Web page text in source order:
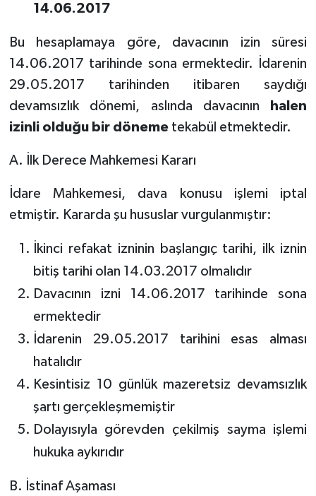
14.06.2017
Bu hesaplamaya göre, davacının izin süresi
14.06.2017 tarihinde sona ermektedir. İdarenin
29.05.2017 tarihinden itibaren saydığı
devamsızlık dönemi, aslında davacının
halen
izinli olduğu bir dönemetekabül etmektedir.
A. İlk Derece Mahkemesi Kararı
İdare Mahkemesi, dava konusu işlemi iptal
etmiştir. Kararda şu hususlar vurgulanmıştır:
İkinci refakat izninin başlangıç tarihi, ilk iznin
bitiş tarihi olan 14.03.2017 olmalıdır
Davacının izni 14.06.2017 tarihinde sona
ermektedir
İdarenin 29.05.2017 tarihini esas alması
hatalıdır
Kesintisiz 10 günlük mazeretsiz devamsızlık
şartı gerçekleşmemiştir
Dolayısıyla görevden çekilmiş sayma işlemi
hukuka aykırıdır
B. İstinaf Aşaması